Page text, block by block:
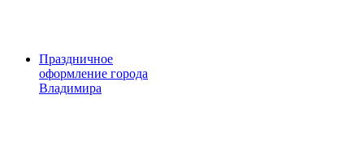
Праздничное
оформление города
Владимира